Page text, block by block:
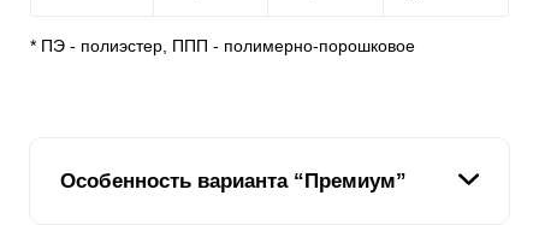
* ПЭ - полиэстер, ППП - полимерно-порошковое
Особенность варианта “Премиум”